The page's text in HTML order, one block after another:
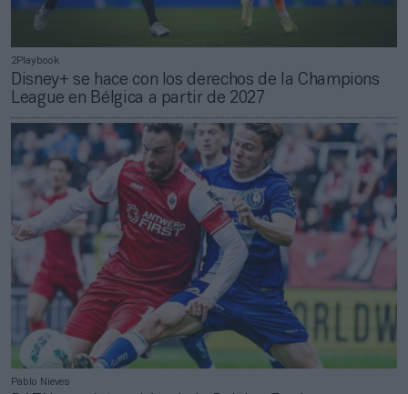
2Playbook
Disney+ se hace con los derechos de la Champions
League en Bélgica a partir de 2027
Pablo Nieves